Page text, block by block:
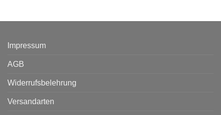
Impressum
AGB
Widerrufsbelehrung
Versandarten